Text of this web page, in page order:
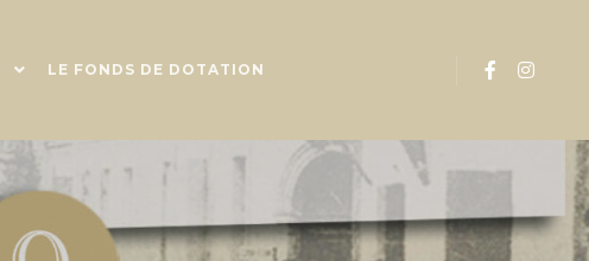
LE FONDS DE DOTATION